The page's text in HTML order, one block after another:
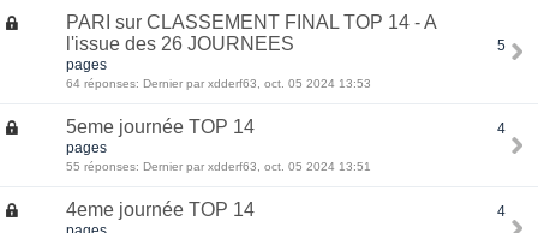
PARI sur CLASSEMENT FINAL TOP 14 - A
l'issue des 26 JOURNEES
5
pages
64 réponses: Dernier par xdderf63, oct. 05 2024 13:53
5eme journée TOP 14
4
pages
55 réponses: Dernier par xdderf63, oct. 05 2024 13:51
4eme journée TOP 14
4